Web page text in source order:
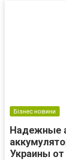
Бізнес новини
Надежные
Украины от